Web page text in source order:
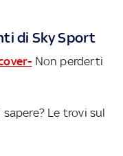
di Sky Sport
Non perderti
Le trovi sul